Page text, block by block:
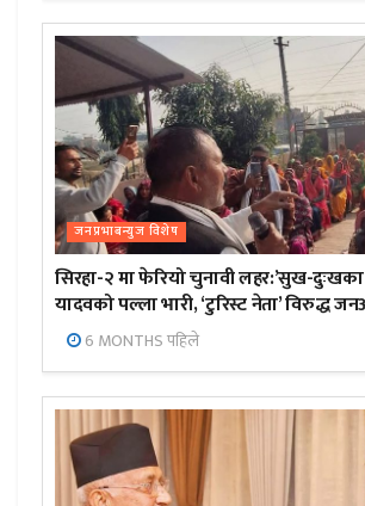
जनप्रभाबन्युज विशेष
सिरहा-२ मा फेरियो चुनावी लहर:’सुख-दुःखका
यादवको पल्ला भारी, ‘टुरिस्ट नेता’ विरुद्ध
6 MONTHS पहिले